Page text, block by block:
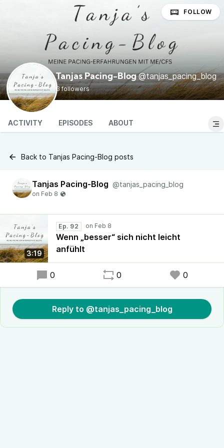
Tanjas Pacing-Blog @tanjas_pacing_blog
3 followers
FOLLOW
ACTIVITY EPISODES ABOUT
Back to Tanjas Pacing-Blog posts
Tanjas Pacing-Blog @tanjas_pacing_blog
3:19
Ep. 92
Wenn „besser“ sich nicht leicht
anfühlt
0 0 0
Reply to @tanjas_pacing_blog